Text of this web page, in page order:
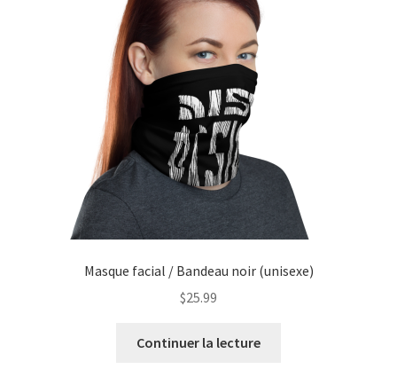
Masque facial / Bandeau noir (unisexe)
$25.99
Continuer la lecture